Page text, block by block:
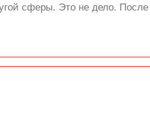
сферы. Это не дело.